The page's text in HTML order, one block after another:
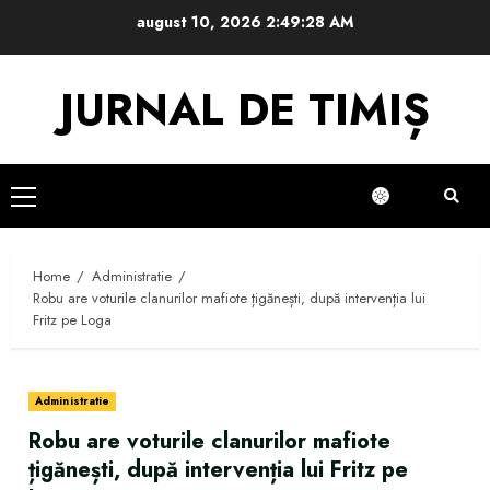
august 10, 2026 2:49:28 AM
JURNAL DE TIMIȘ
Primary
Menu
Home
Administratie
Robu are voturile clanurilor mafiote țigănești, după intervenția lui
Fritz pe Loga
Administratie
Robu are voturile clanurilor mafiote
țigănești, după intervenția lui Fritz pe